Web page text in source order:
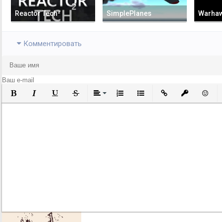
Reactor Tech² SimplePlanes
Комментировать
Полужирный
КурсивПодчеркнутый
ЗачеркнутыйВыравнивание
Нумерованный список
Маркированный список
Вставить ссылку
Вставить